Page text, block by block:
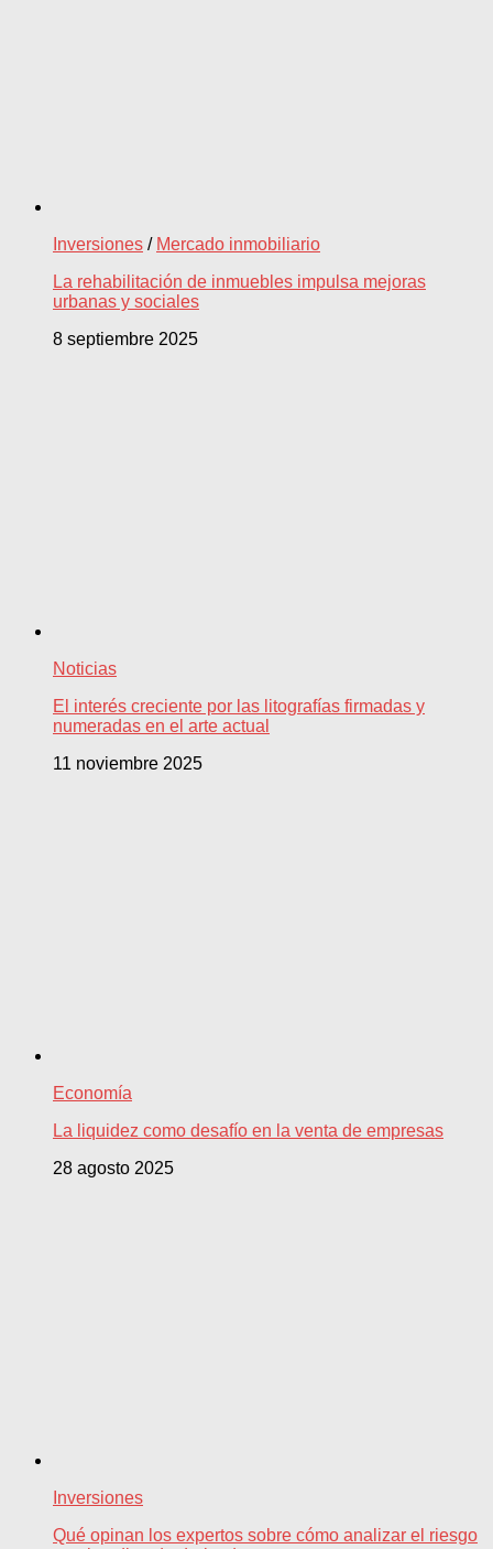
Inversiones / Mercado inmobiliario
La rehabilitación de inmuebles impulsa mejoras
urbanas y sociales
8 septiembre 2025
Noticias
El interés creciente por las litografías firmadas y
numeradas en el arte actual
11 noviembre 2025
Economía
La liquidez como desafío en la venta de empresas
28 agosto 2025
Inversiones
Qué opinan los expertos sobre cómo analizar el riesgo